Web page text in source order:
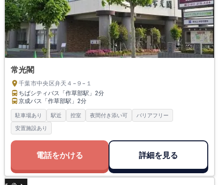
常光閣
千葉市中央区弁天４−９−１
ちばシティバス「作草部駅」 2分
京成バス「作草部駅」 2分
駐車場あり 駅近 控室 夜間付き添い可
バリアフリー
安置施設あり
電話をかける 詳細を見る